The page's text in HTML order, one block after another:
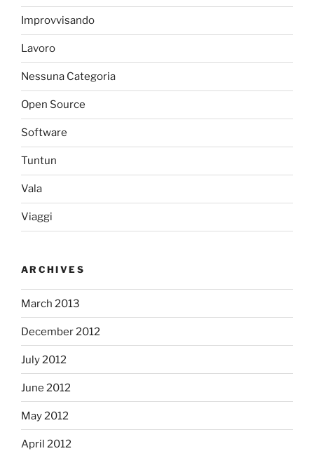
Improvvisando
Lavoro
Nessuna Categoria
Open Source
Software
Tuntun
Vala
Viaggi
ARCHIVES
March 2013
December 2012
July 2012
June 2012
May 2012
April 2012